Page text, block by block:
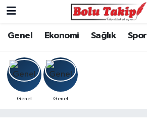
Genel Ekonomi Sağlık Spor
Genel Genel